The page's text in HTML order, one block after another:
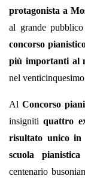
protagonista a
al grande
concorso
più importanti al
nel
Al Concorso
insignitiquattro
risultato unico
scuola pianistica
centenario